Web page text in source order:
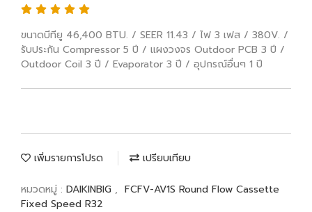
ขนาดบีทียู 46,400 BTU. / SEER 11.43 / ไฟ 3 เฟส / 380V. /
รับประกัน Compressor 5 ปี / แผงวงจร Outdoor PCB 3 ปี /
Outdoor Coil 3 ปี / Evaporator 3 ปี / อุปกรณ์อื่นๆ 1 ปี
เพิ่มรายการโปรด เปรียบเทียบ
หมวดหมู่ : DAIKINBIG , FCFV-AV1S Round Flow Cassette
Fixed Speed R32